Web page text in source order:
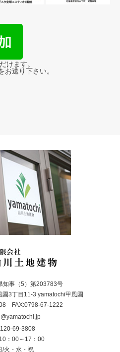
けます。
お送り下さい。
知事（5）第203783号
3丁目11-3 yamatochi甲風園
FAX:0798-67-1222
69-3808
：00～17：00
/火・水・祝